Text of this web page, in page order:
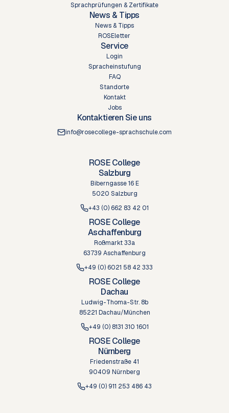
Sprachprüfungen & Zertifikate
News & Tipps
News & Tipps
ROSEletter
Service
Login
Spracheinstufung
FAQ
Standorte
Kontakt
Jobs
Kontaktieren Sie uns
info@rosecollege-sprachschule.com
ROSE College
Salzburg
Biberngasse 16 E
5020 Salzburg
+43 (0) 662 83 42 01
ROSE College
Aschaffenburg
Roßmarkt 33a
63739 Aschaffenburg
+49 (0) 6021 58 42 333
ROSE College
Dachau
Ludwig-Thoma-Str. 8b
85221 Dachau/München
+49 (0) 8131 310 1601
ROSE College
Nürnberg
Friedenstraße 41
90409 Nürnberg
+49 (0) 911 253 486 43